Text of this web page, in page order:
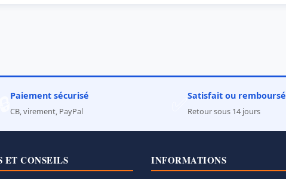
Paiement sécurisé
CB, virement, PayPal
Satisfait ou remboursé
Retour sous 14 jours
ET CONSEILS INFORMATIONS